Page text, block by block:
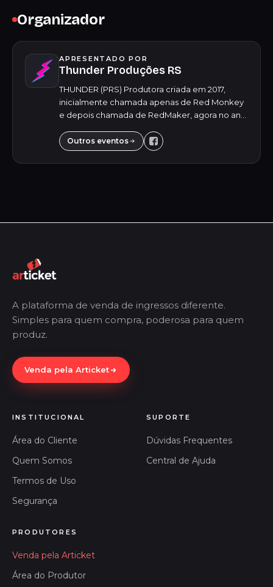
Organizador
APRESENTADO POR
Thunder Produções RS
THUNDER (PRS) Produtora criada em 2017,
inicialmente chamada apenas de Red Monkey
e depois chamada de RedMaker, agora no ano
de inovar mais uma vez, atualizar o nome da
produt...
Outros eventos
A plataforma de venda de ingressos diferente.
Simples para quem compra, poderosa para quem
produz.
Venda pela Articket
INSTITUCIONAL
Área do Cliente
Quem Somos
Termos de Uso
Segurança
SUPORTE
Dúvidas Frequentes
Central de Ajuda
PRODUTORES
Venda pela Articket
Área do Produtor